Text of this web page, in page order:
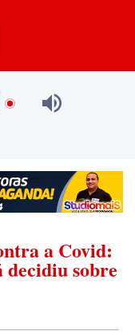
a Covid:
sobre